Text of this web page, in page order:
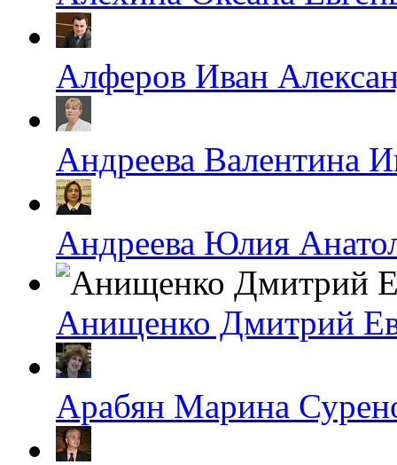
Алферов Иван
Андреева Валентина
Андреева Юлия
Анищенко Дмитрий
Арабян Марина